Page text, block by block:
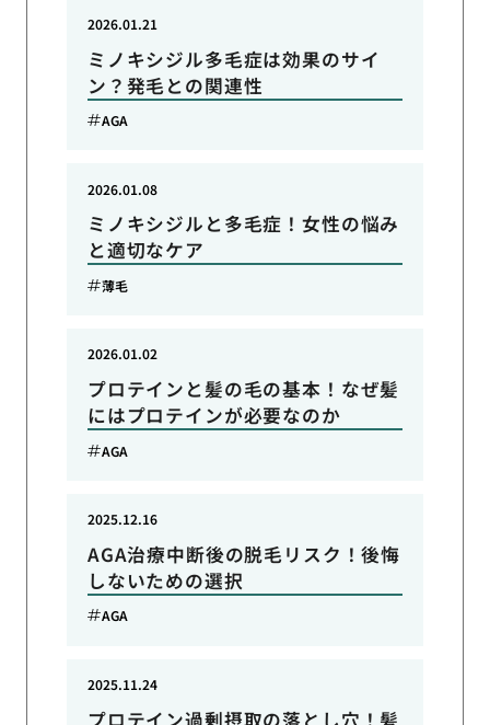
ミノキシジル多毛症は効果のサイ
ン？発毛との関連性
2026.01.21
AGA
ミノキシジルと多毛症！女性の悩み
と適切なケア
2026.01.08
薄毛
プロテインと髪の毛の基本！なぜ髪
にはプロテインが必要なのか
2026.01.02
AGA
AGA治療中断後の脱毛リスク！後悔
しないための選択
2025.12.16
AGA
プロテイン過剰摂取の落とし穴！髪
2025.11.24